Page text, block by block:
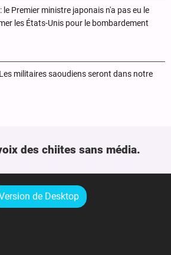
le Premier ministre japonais n'a pas eu le
les États-Unis pour le bombardement
militaires saoudiens seront dans notre
des chiites sans média.
de Desktop